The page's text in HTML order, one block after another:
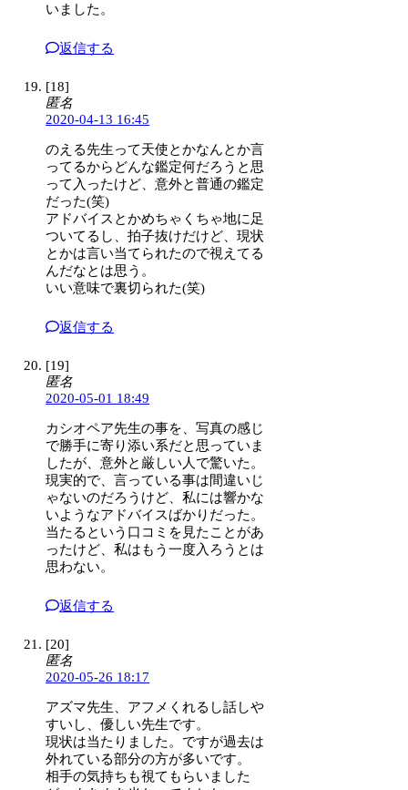
いました。
返信する
[18]
匿名
2020-04-13 16:45
のえる先生って天使とかなんとか言
ってるからどんな鑑定何だろうと思
って入ったけど、意外と普通の鑑定
だった(笑)
アドバイスとかめちゃくちゃ地に足
ついてるし、拍子抜けだけど、現状
とかは言い当てられたので視えてる
んだなとは思う。
いい意味で裏切られた(笑)
返信する
[19]
匿名
2020-05-01 18:49
カシオペア先生の事を、写真の感じ
で勝手に寄り添い系だと思っていま
したが、意外と厳しい人で驚いた。
現実的で、言っている事は間違いじ
ゃないのだろうけど、私には響かな
いようなアドバイスばかりだった。
当たるという口コミを見たことがあ
ったけど、私はもう一度入ろうとは
思わない。
返信する
[20]
匿名
2020-05-26 18:17
アズマ先生、アフメくれるし話しや
すいし、優しい先生です。
現状は当たりました。ですが過去は
外れている部分の方が多いです。
相手の気持ちも視てもらいました